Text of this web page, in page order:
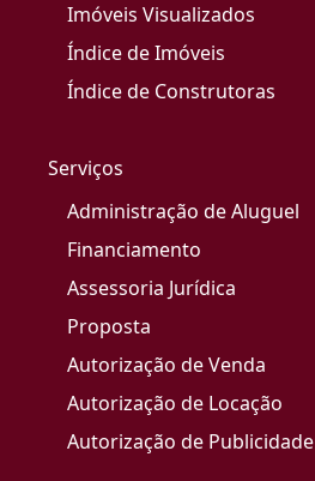
Imóveis Visualizados
Índice de Imóveis
Índice de Construtoras
Serviços
Administração de Aluguel
Financiamento
Assessoria Jurídica
Proposta
Autorização de Venda
Autorização de Locação
Autorização de Publicidade